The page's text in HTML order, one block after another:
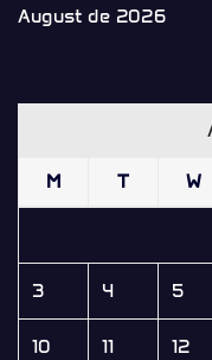
August de 2026
M T W
3 4 5
10 11 12